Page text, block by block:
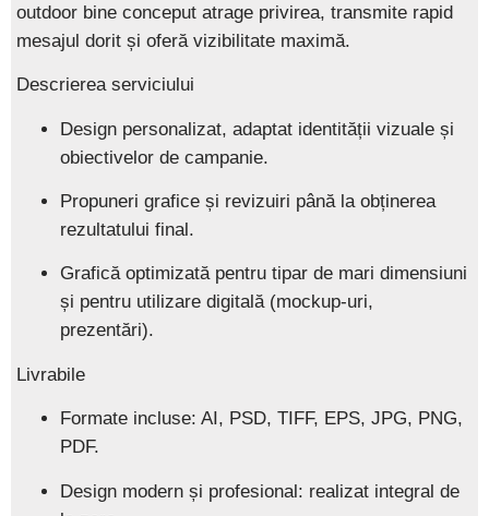
outdoor bine conceput atrage privirea, transmite rapid
mesajul dorit și oferă vizibilitate maximă.
Descrierea serviciului
Design personalizat, adaptat identității vizuale și
obiectivelor de campanie.
Propuneri grafice și revizuiri până la obținerea
rezultatului final.
Grafică optimizată pentru tipar de mari dimensiuni
și pentru utilizare digitală (mockup-uri,
prezentări).
Livrabile
Formate incluse: AI, PSD, TIFF, EPS, JPG, PNG,
PDF.
Design modern și profesional: realizat integral de